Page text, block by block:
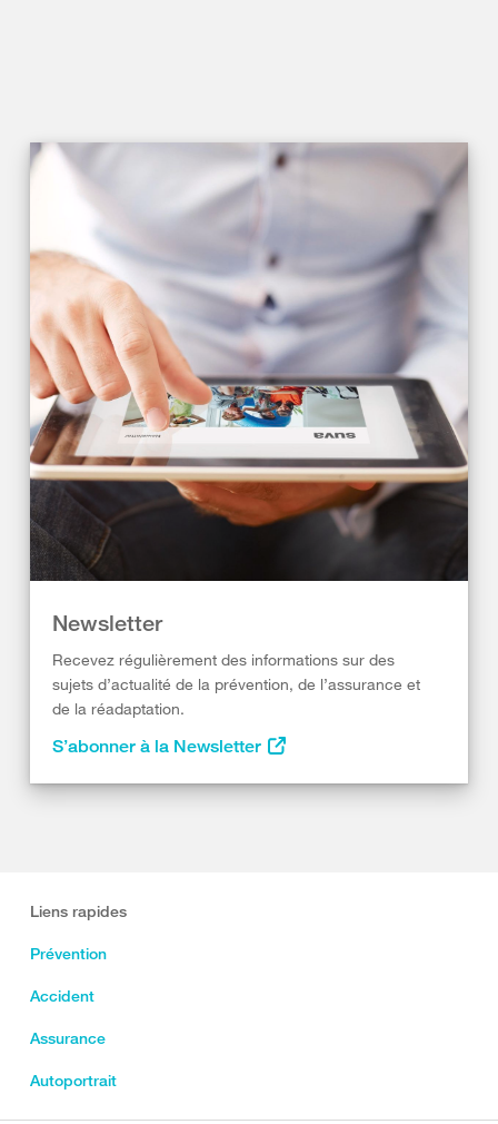
Newsletter
Recevez régulièrement des informations sur des
sujets d’actualité de la prévention, de l’assurance et
de la réadaptation.
S’abonner à la Newsletter
Liens rapides
Prévention
Accident
Assurance
Autoportrait